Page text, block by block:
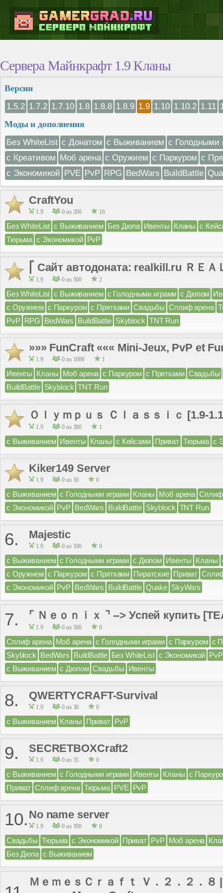
Сервера Майнкрафт 1.9 Кланы
Версии
1.5.2 1.7.2 1.7.10 1.8 1.8.8 1.8.9 1.9 1.10 1.10.2 1.11
Моды и дополнения
Без WhiteList с Донатом с Выживанием с Голодными
с Креативом Моб арена с Оружием с Паркуром с
с Экономикой PVE PvP RPG BedWars BuildBattle
CraftYou
1.9 0 из 200 16
Без WhiteList с Выживанием Без Дюпа Ивенты Кланы с
Тюрьма с Экономикой PvP
⎡ Сайт автодоната: realkill.ru ＲＥＡ
1.9 0 из 500 2
Без WhiteList с Выживанием с Голодными играми с Дюпом
с Оружием с Паркуром с Прятками Свадьбы Сплиф арена
PvP RPG BedWars BuildBattle Skyblock TNT Run
»»» FunCraft ««« Mini-Jeux, PvP et
1.9 0 из 1000 1
Ивенты Кланы Моб арена с Паркуром с Прятками Свадьбы
BuildBattle Skyblock TNT Run
Ｏｌｙｍｐｕｓ Ｃｌａｓｓｉｃ [1.9-
1.9 0 из 300 1
с Выживанием Ивенты Кланы с Кейсами Приват Тюрьма с
Kiker149 Server
1.9 0 из 10 0
с Выживанием с Голодными играми Кланы Моб арена Сплиф
с Экономикой PvP BedWars BuildBattle Skyblock TNT Run
6. Majestic
1.9 0 из 100 0
с Выживанием с Голодными играми с Дюпом Ивенты Кланы
с Оружием с Паркуром с Прятками Пиратские Приват
с Экономикой PvP BedWars BuildBattle Quake SkyWars
7. ⌜ Ｎｅｏｎｉｘ ⌝ --> Успей купить
1.9 0 из 500 0
Сплиф арена Моб арена с Голодными играми с Паркуром с
Skyblock BedWars BuildBattle Без WhiteList с Экономикой PvP
с Выживанием с Дюпом Свадьбы Ивенты
8. QWERTYCRAFT-Survival
1.9 0 из 30 0
с Выживанием Кланы Приват PvP
9. SECRETBOXCraft2
1.9 0 из 35 0
с Выживанием с Голодными играми Ивенты Кланы с
Приват Сплиф арена Тюрьма PVE PvP
10. No name server
1.9 0 из 100 0
Свадьбы Тюрьма с Экономикой Приват PvP Моб арена
Без Дюпа с Выживанием
ＭｅｍｅｓＣｒａｆｔ Ｖ．２．２．８